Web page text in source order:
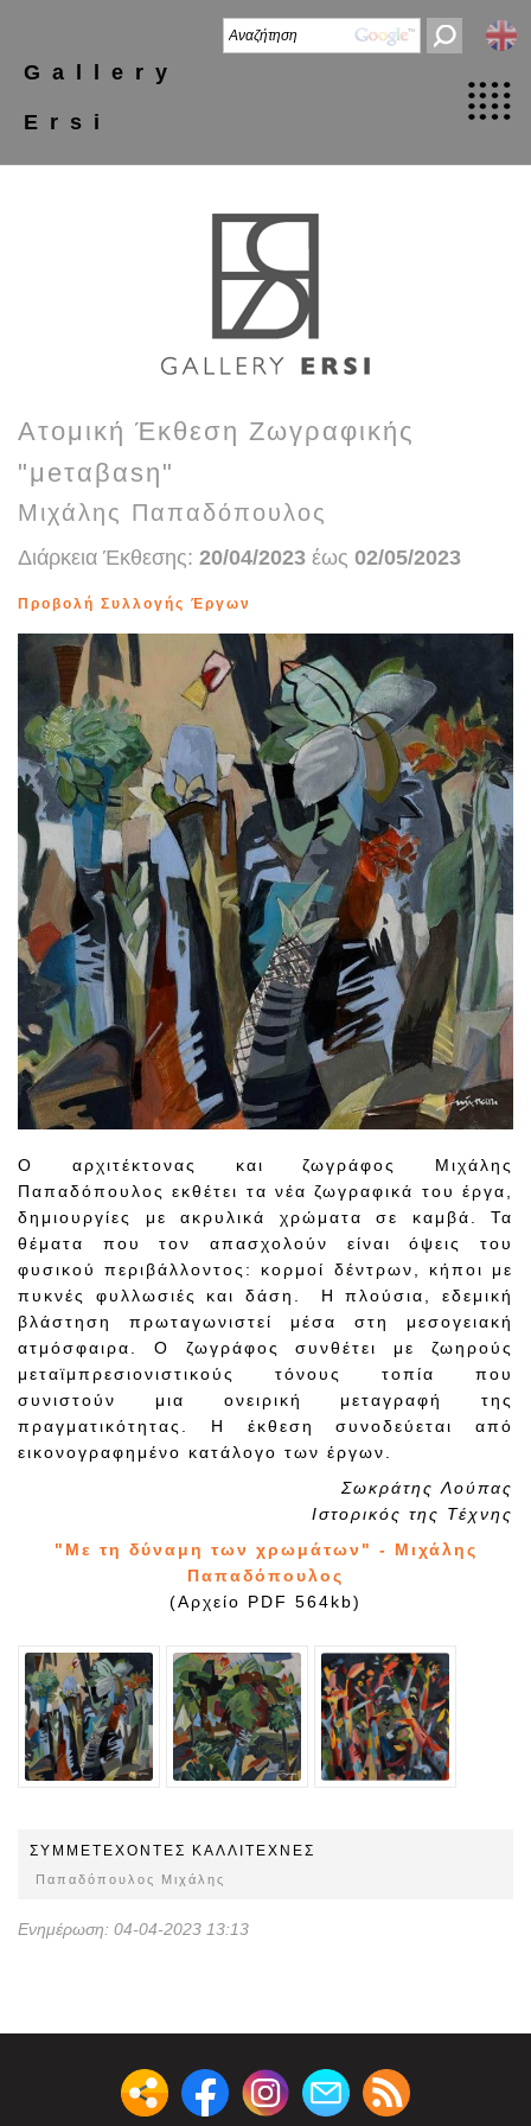
Gallery
Ersi
Ατομική Έκθεση Ζωγραφικής
"μeταβαsη"
Μιχάλης Παπαδόπουλος
Διάρκεια Έκθεσης: 20/04/2023 έως 02/05/2023
Προβολή Συλλογής Έργων
Ο αρχιτέκτονας και ζωγράφος Μιχάλης
Παπαδόπουλος εκθέτει τα νέα ζωγραφικά του έργα,
δημιουργίες με ακρυλικά χρώματα σε καμβά. Τα
θέματα που τον απασχολούν είναι όψεις του
φυσικού περιβάλλοντος: κορμοί δέντρων, κήποι με
πυκνές φυλλωσιές και δάση. Η πλούσια, εδεμική
βλάστηση πρωταγωνιστεί μέσα στη μεσογειακή
ατμόσφαιρα. Ο ζωγράφος συνθέτει με ζωηρούς
μεταϊμπρεσιονιστικούς τόνους τοπία που
συνιστούν μια ονειρική μεταγραφή της
πραγματικότητας. Η έκθεση συνοδεύεται από
εικονογραφημένο κατάλογο των έργων.
Σωκράτης Λούπας
Ιστορικός της Τέχνης
"Με τη δύναμη των χρωμάτων" - Μιχάλης
Παπαδόπουλος
(Αρχείο PDF 564kb)
ΣΥΜΜΕΤEΧOΝΤΕΣ ΚΑΛΛΙΤΕΧΝΕΣ
Παπαδόπουλος Μιχάλης
Ενημέρωση: 04-04-2023 13:13